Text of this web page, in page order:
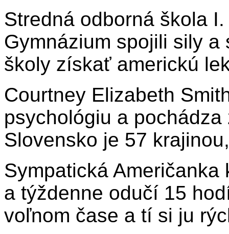
Stredná odborná škola
Gymnázium spojili sily
školy získať americkú
Courtney Elizabeth
psychológiu a
Slovensko je 57
Sympatická
a týždenne odučí 15
voľnom čase a tí si ju